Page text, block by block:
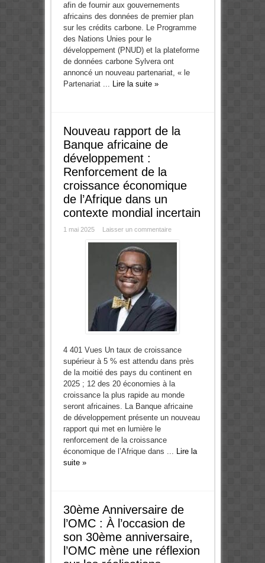
afin de fournir aux gouvernements
africains des données de premier plan
sur les crédits carbone. Le Programme
des Nations Unies pour le
développement (PNUD) et la plateforme
de données carbone Sylvera ont
annoncé un nouveau partenariat, « le
Partenariat ... Lire la suite »
Nouveau rapport de la
Banque africaine de
développement :
Renforcement de la
croissance économique
de l’Afrique dans un
contexte mondial incertain
1 mai 2025 Laisser un commentaire
4 401 Vues Un taux de croissance
supérieur à 5 % est attendu dans près
de la moitié des pays du continent en
2025 ; 12 des 20 économies à la
croissance la plus rapide au monde
seront africaines. La Banque africaine
de développement présente un nouveau
rapport qui met en lumière le
renforcement de la croissance
économique de l’Afrique dans ... Lire la
suite »
30ème Anniversaire de
l’OMC : À l’occasion de
son 30ème anniversaire,
l’OMC mène une réflexion